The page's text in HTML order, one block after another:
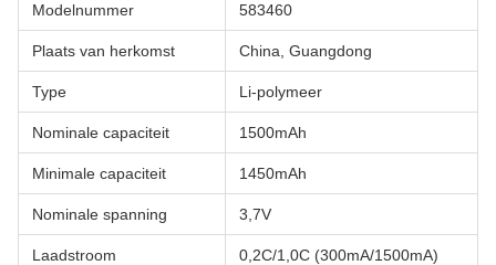
Modelnummer 583460
Plaats van herkomst China, Guangdong
Type Li-polymeer
Nominale capaciteit 1500mAh
Minimale capaciteit 1450mAh
Nominale spanning 3,7V
Laadstroom 0,2C/1,0C (300mA/1500mA)